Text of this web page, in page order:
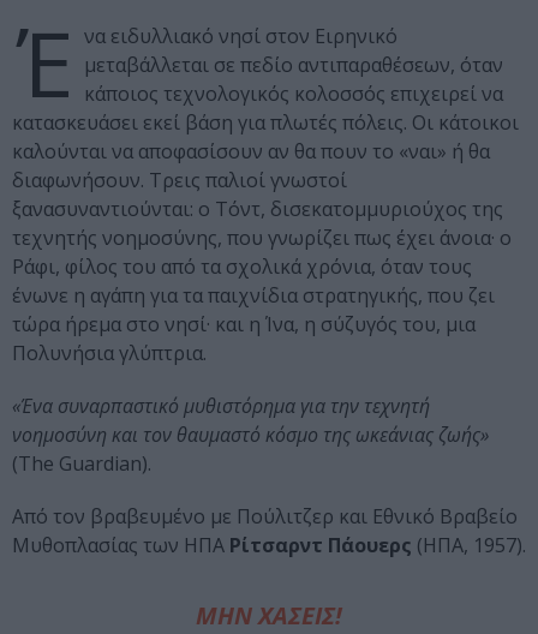
Έ να ειδυλλιακό νησί στον Ειρηνικό
μεταβάλλεται σε πεδίο αντιπαραθέσεων, όταν
κάποιος τεχνολογικός κολοσσός επιχειρεί να
κατασκευάσει εκεί βάση για πλωτές πόλεις. Οι κάτοικοι
καλούνται να αποφασίσουν αν θα πουν το «ναι» ή θα
διαφωνήσουν. Τρεις παλιοί γνωστοί
ξανασυναντιούνται: ο Τόντ, δισεκατομμυριούχος της
τεχνητής νοημοσύνης, που γνωρίζει πως έχει άνοια· ο
Ράφι, φίλος του από τα σχολικά χρόνια, όταν τους
ένωνε η αγάπη για τα παιχνίδια στρατηγικής, που ζει
τώρα ήρεμα στο νησί· και η Ίνα, η σύζυγός του, μια
Πολυνήσια γλύπτρια.
«Ένα συναρπαστικό μυθιστόρημα για την τεχνητή
νοημοσύνη και τον θαυμαστό κόσμο της ωκεάνιας ζωής»
(The Guardian).
Από τον βραβευμένο με Πούλιτζερ και Εθνικό Βραβείο
Μυθοπλασίας των ΗΠΑ Ρίτσαρντ Πάουερς (ΗΠΑ, 1957).
ΜΗΝ ΧΑΣΕΙΣ!